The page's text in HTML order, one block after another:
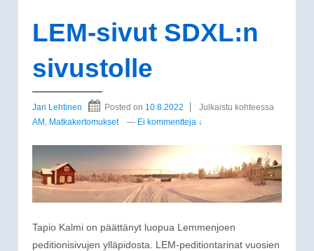
LEM-sivut SDXL:n
sivustolle
Jari Lehtinen Posted on 10.8.2022
Julkaistu kohteessa
AM Matkakertomukset — Ei kommentteja ↓
Tapio Kalmi on päättänyt luopua Lemmenjoen
peditionisivujen ylläpidosta. LEM-peditiontarinat vuosien